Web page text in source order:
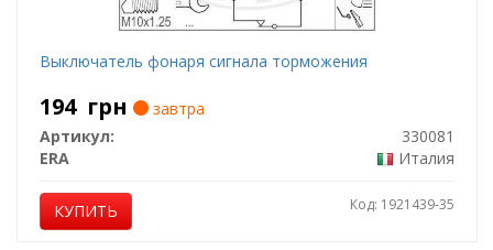
Выключатель фонаря сигнала торможения
194 грн
завтра
Артикул:
330081
ERA
Италия
КУПИТЬ Код: 1921439-35